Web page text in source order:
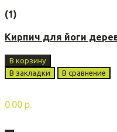
(1)
Кирпич для йоги
В корзину
В закладки
В сравнение
0.00 р.